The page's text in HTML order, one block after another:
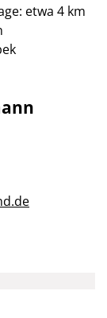
etwa 4 km